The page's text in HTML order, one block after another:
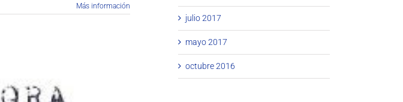
Más información
julio 2017
mayo 2017
octubre 2016